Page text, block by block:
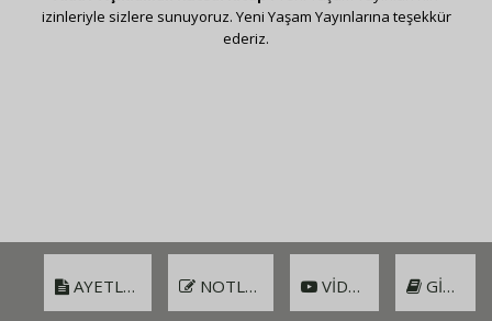
AYETLER NOTLAR VIDEO GIRIŞ
izinleriyle sizlere sunuyoruz. Yeni Yaşam Yayınlarına teşekkür
ederiz.